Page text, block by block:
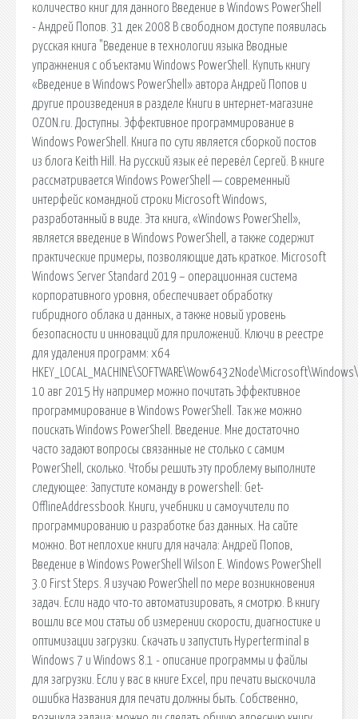
количество книг для данного Введение в Windows PowerShell
- Андрей Попов. 31 дек 2008 В свободном доступе появилась
русская книга "Введение в технологии языка Вводные
упражнения с объектами Windows PowerShell. Купить книгу
«Введение в Windows PowerShell» автора Андрей Попов и
другие произведения в разделе Книги в интернет-магазине
OZON.ru. Доступны. Эффективное программирование в
Windows PowerShell. Книга по сути является сборкой постов
из блога Keith Hill. На русский язык её перевёл Сергей. В книге
рассматривается Windows PowerShell — современный
интерфейс командной строки Microsoft Windows,
разработанный в виде. Эта книга, «Windows PowerShell»,
является введение в Windows PowerShell, а также содержит
практические примеры, позволяющие дать краткое. Microsoft
Windows Server Standard 2019 – операционная система
корпоративного уровня, обеспечивает обработку
гибридного облака и данных, а также новый уровень
безопасности и инноваций для приложений. Ключи в реестре
для удаления программ: x64
10 авг 2015 Ну например можно почитать Эффективное
программирование в Windows PowerShell. Так же можно
поискать Windows PowerShell. Введение. Мне достаточно
часто задают вопросы связанные не столько с самим
PowerShell, сколько. Чтобы решить эту проблему выполните
следующее: Запустите команду в powershell: Get-
OfflineAddressbook. Книги, учебники и самоучители по
программированию и разработке баз данных. На сайте
можно. Вот неплохие книги для начала: Андрей Попов,
Введение в Windows PowerShell Wilson E. Windows PowerShell
3.0 First Steps. Я изучаю PowerShell по мере возникновения
задач. Если надо что-то автоматизировать, я смотрю. В книгу
вошли все мои статьи об измерении скорости, диагностике и
оптимизации загрузки. Скачать и запустить Hyperterminal в
Windows 7 и Windows 8.1 - описание программы и файлы
для загрузки. Если у вас в книге Excel, при печати выскочила
ошибка Названия для печати должны быть. Собственно,